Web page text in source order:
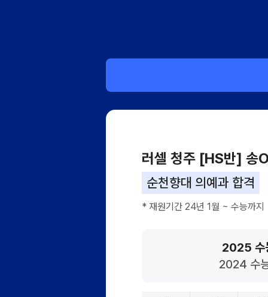
러셀 청주 [HS반] 송
순천향대 의예과 합격
* 재원기간 24년 1월 ~ 수능까지
2025
2024 수